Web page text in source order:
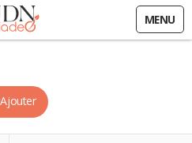
MENU
Ajouter